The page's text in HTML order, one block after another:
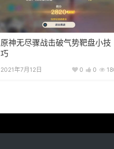
原神无尽骤战击破气势靶盘小技
巧
2021年7月12日 0 0